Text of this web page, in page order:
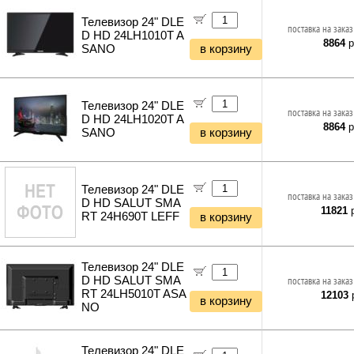
Мотобуры
Дровоколы
Отбойные молотки
Бетономешалки
Садовые инструменты
Наборы инструментов
Хранение инструментов
Фонари и мобильные светильники
Мультитулы и ножи
Инструменты и техника прочее
Гирлянды и гибкий неон
Телевизор 24" DLE
D HD 24LH1010T A
SANO
в корзину
поставка на
8864
Телевизор 24" DLE
D HD 24LH1020T A
SANO
в корзину
поставка на
8864
Телевизор 24" DLE
D HD SALUT SMA
RT 24H690T LEFF
в корзину
поставка на
11821
Телевизор 24" DLE
D HD SALUT SMA
RT 24LH5010T ASA
NO
в корзину
поставка на
12103
Телевизор 24" DLE